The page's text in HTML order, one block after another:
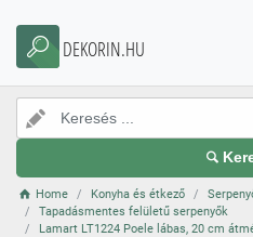
DEKORIN.HU
Home Konyha és étkező
Tapadásmentes felületű serpenyők
Lamart LT1224 Poele lábas, 20 cm